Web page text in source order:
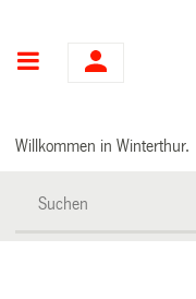
Hauptnavigation
Willkommen in Winterthur.